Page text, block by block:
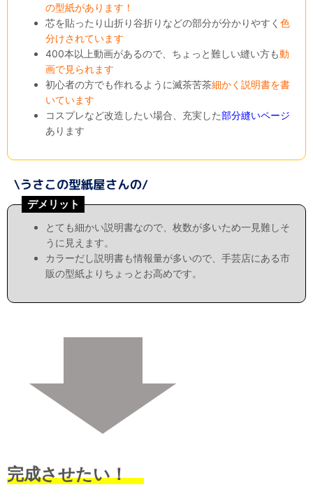
の型紙があります！
芯を貼ったり山折り谷折りなどの部分が分かりやすく色
分けされています
400本以上動画があるので、ちょっと難しい縫い方も動
画で見られます
初心者の方でも作れるように滅茶苦茶細かく説明書を書
いています
コスプレなど改造したい場合、充実した部分縫いページ
あります
デメリット
とても細かい説明書なので、枚数が多いため一見難しそ
うに見えます。
カラーだし説明書も情報量が多いので、手芸店にある市
販の型紙よりちょっとお高めです。
完成させたい！